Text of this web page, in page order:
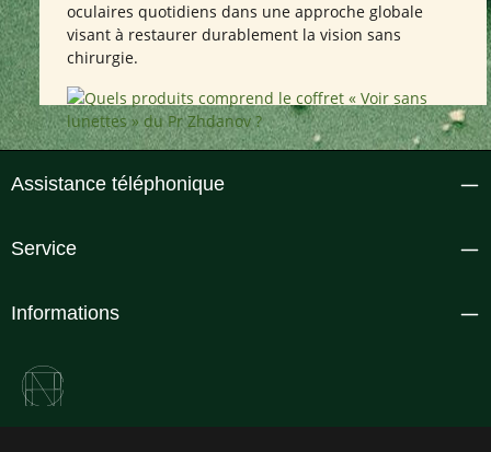
oculaires quotidiens dans une approche globale
visant à restaurer durablement la vision sans
chirurgie.
Assistance téléphonique
Service
Informations